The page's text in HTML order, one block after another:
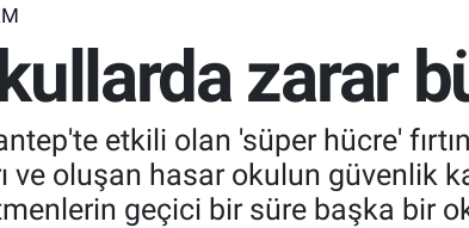
zarar
etkili olan 'süper hücre'
ve oluşan hasar okulun güvenlik
geçici bir süre başka bir